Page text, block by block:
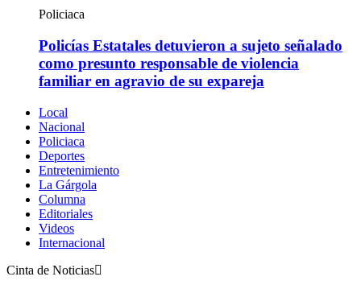
Policiaca
Policías Estatales detuvieron a sujeto señalado
como presunto responsable de violencia
familiar en agravio de su expareja
Local
Nacional
Policiaca
Deportes
Entretenimiento
La Gárgola
Columna
Editoriales
Videos
Internacional
Cinta de Noticias